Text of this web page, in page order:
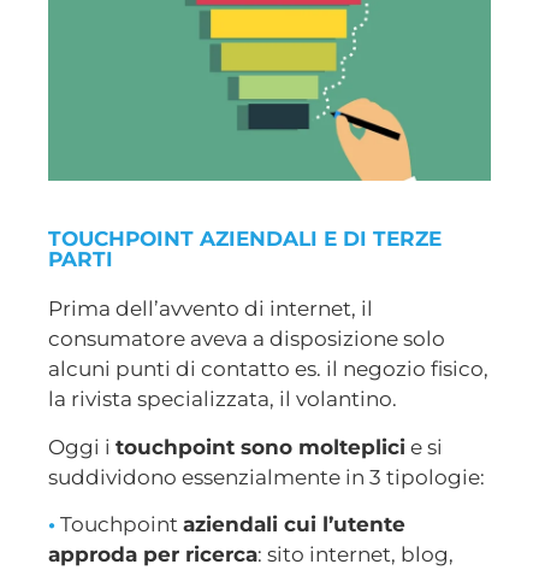
TOUCHPOINT AZIENDALI E DI TERZE
PARTI
Prima dell’avvento di internet, il
consumatore aveva a disposizione solo
alcuni punti di contatto es. il negozio fisico,
la rivista specializzata, il volantino.
Oggi i touchpoint sono molteplici e si
suddividono essenzialmente in 3 tipologie:
• Touchpoint aziendali cui l’utente
approda per ricerca: sito internet, blog,